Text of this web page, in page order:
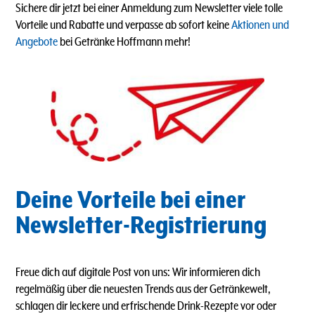
Sichere dir jetzt bei einer Anmeldung zum Newsletter viele tolle
Vorteile und Rabatte und verpasse ab sofort keineAktionen und
Angebote bei Getränke Hoffmann mehr!
Deine Vorteile bei einer
Newsletter-Registrierung
Freue dich auf digitale Post von uns: Wir informieren dich
regelmäßig über die neuesten Trends aus der Getränkewelt,
schlagen dir leckere und erfrischende Drink-Rezepte vor oder